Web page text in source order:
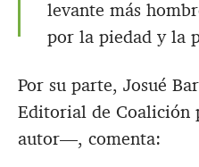
levante más
por la piedad y la
Por su parte, Josué
Editorial de Coalición
autor—, comenta: